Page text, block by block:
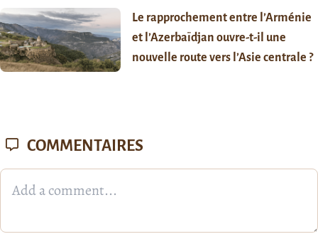
Le rapprochement entre l’Arménie
et l’Azerbaïdjan ouvre-t-il une
nouvelle route vers l’Asie centrale ?
COMMENTAIRES